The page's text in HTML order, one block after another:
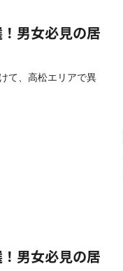
男女必見の居
て、高松エリアで異
男女必見の居